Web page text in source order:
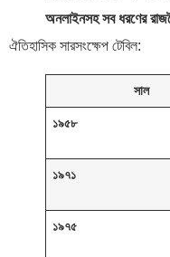
অনলাইনসহ সব ধরণের
ঐতিহাসিক সারসংক্ষেপ টেবিল:
সাল
১৯৫৮
১৯৭১
১৯৭৫